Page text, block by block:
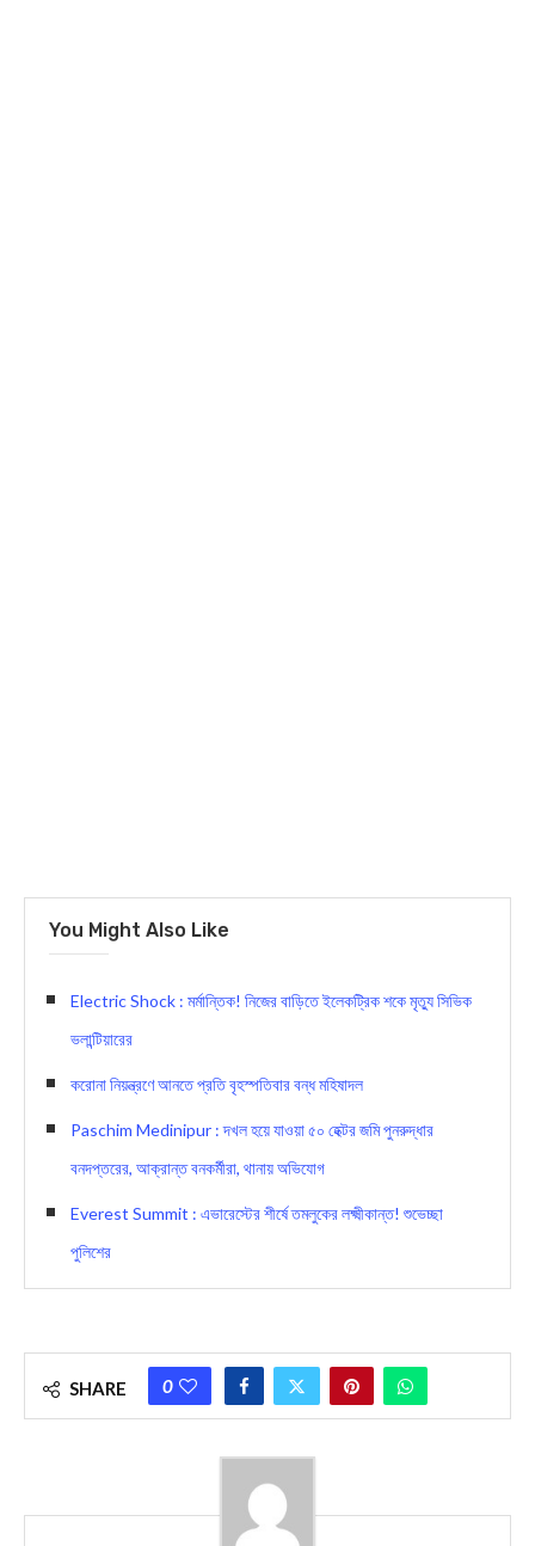
You Might Also Like
Electric Shock : মর্মান্তিক! নিজের বাড়িতে ইলেকট্রিক শকে মৃত্যু সিভিক
ভলান্টিয়ারের
করোনা নিয়ন্ত্রণে আনতে প্রতি বৃহস্পতিবার বন্ধ মহিষাদল
Paschim Medinipur : দখল হয়ে যাওয়া ৫০ হেক্টর জমি পুনরুদ্ধার
বনদপ্তরের, আক্রান্ত বনকর্মীরা, থানায় অভিযোগ
Everest Summit : এভারেস্টের শীর্ষে তমলুকের লক্ষ্মীকান্ত! শুভেচ্ছা
পুলিশের
SHARE 0